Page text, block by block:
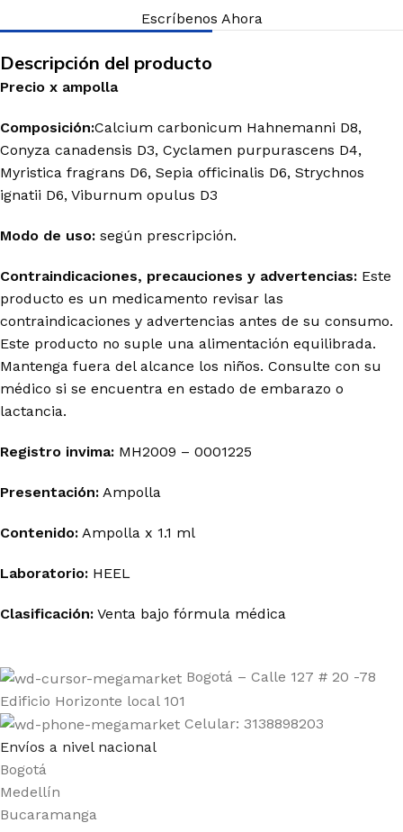
Escríbenos Ahora
Descripción del producto
Precio x ampolla
Composición:Calcium carbonicum Hahnemanni D8,
Conyza canadensis D3, Cyclamen purpurascens D4,
Myristica fragrans D6, Sepia officinalis D6, Strychnos
ignatii D6, Viburnum opulus D3
Modo de uso: según prescripción.
Contraindicaciones, precauciones y advertencias: Este
producto es un medicamento revisar las
contraindicaciones y advertencias antes de su consumo.
Este producto no suple una alimentación equilibrada.
Mantenga fuera del alcance los niños. Consulte con su
médico si se encuentra en estado de embarazo o
lactancia.
Registro invima: MH2009 – 0001225
Presentación: Ampolla
Contenido: Ampolla x 1.1 ml
Laboratorio: HEEL
Clasificación: Venta bajo fórmula médica
Bogotá – Calle 127 # 20 -78
Edificio Horizonte local 101
Celular: 3138898203
Envíos a nivel nacional
Bogotá
Medellín
Bucaramanga